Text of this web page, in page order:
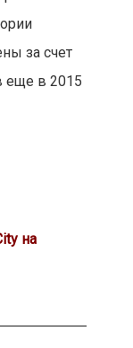
за счет
еще в 2015
на